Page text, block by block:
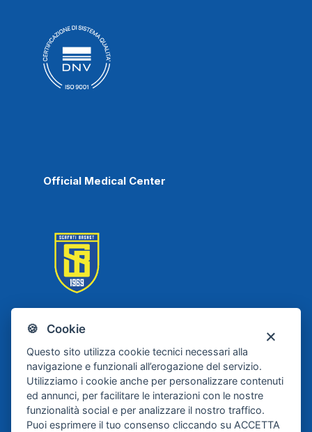
🍪 Cookie
Questo sito utilizza cookie tecnici necessari alla
navigazione e funzionali all’erogazione del servizio.
Utilizziamo i cookie anche per personalizzare contenuti
ed annunci, per facilitare le interazioni con le nostre
funzionalità social e per analizzare il nostro traffico.
Puoi esprimere il tuo consenso cliccando su ACCETTA
Official Medical Center
Scafati Basket